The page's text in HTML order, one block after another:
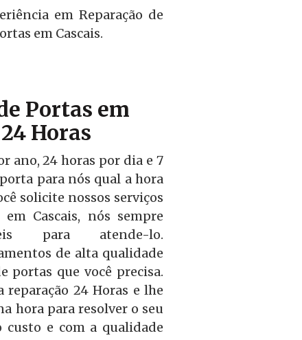
em Reparação de
em Cascais.
Portas em
Horas
ano, 24 horas por dia e 7
para nós qual a hora
solicite nossos serviços
Cascais, nós sempre
para atende-lo.
de alta qualidade
portas que você precisa.
24 Horas e lhe
hora para resolver o seu
e com a qualidade